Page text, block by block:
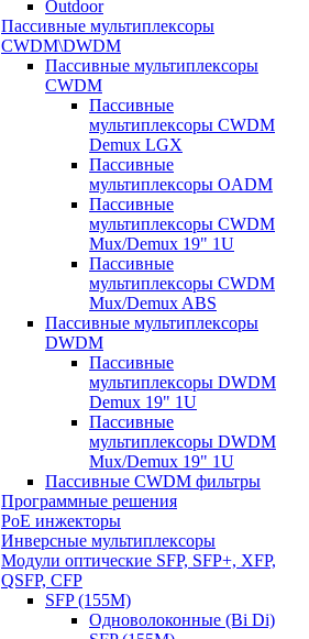
Outdoor
Пассивные мультиплексоры
CWDM\DWDM
Пассивные мультиплексоры
CWDM
Пассивные
мультиплексоры CWDM
Demux LGX
Пассивные
мультиплексоры OADM
Пассивные
мультиплексоры CWDM
Mux/Demux 19" 1U
Пассивные
мультиплексоры CWDM
Mux/Demux ABS
Пассивные мультиплексоры
DWDM
Пассивные
мультиплексоры DWDM
Demux 19" 1U
Пассивные
мультиплексоры DWDM
Mux/Demux 19" 1U
Пассивные CWDM фильтры
Программные решения
PoE инжекторы
Инверсные мультиплексоры
Модули оптические SFP, SFP+, XFP,
QSFP, CFP
SFP (155M)
Одноволоконные (Bi Di)